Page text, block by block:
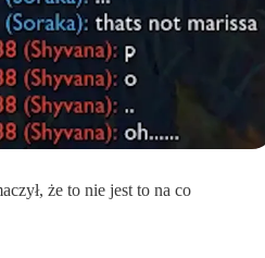
że to nie jest to na co